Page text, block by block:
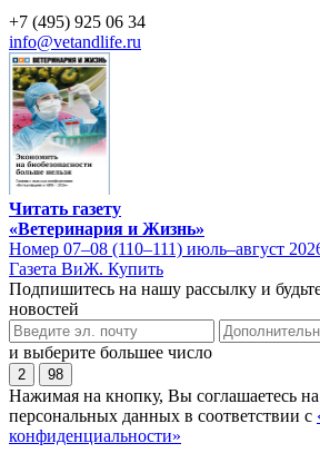
+7 (495) 925 06 34
info@vetandlife.ru
Читать газету
«Ветеринария и Жизнь»
Номер 07–08 (110–111) июль–август
Газета ВиЖ. Купить
Подпишитесь на нашу рассылку и
новостей
и выберите большее число
2 98
Нажимая на кнопку, Вы соглашаетесь
персональных данных в соответствии с
конфиденциальности»